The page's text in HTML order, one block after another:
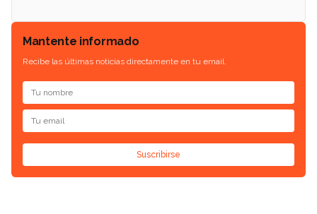
Mantente informado
Recibe las últimas noticias directamente en tu email.
Suscribirse